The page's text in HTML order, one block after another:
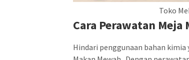
Toko
Cara Perawatan Meja
Hindari penggunaan bahan